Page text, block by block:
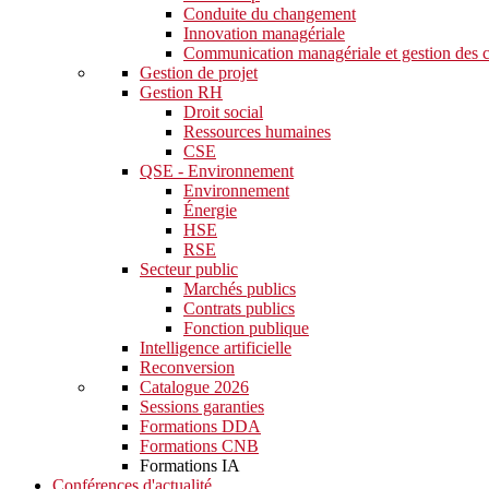
Conduite du changement
Innovation managériale
Communication managériale et gestion des
Gestion de projet
Gestion RH
Droit social
Ressources humaines
CSE
QSE - Environnement
Environnement
Énergie
HSE
RSE
Secteur public
Marchés publics
Contrats publics
Fonction publique
Intelligence artificielle
Reconversion
Catalogue 2026
Sessions garanties
Formations DDA
Formations CNB
Formations IA
Conférences d'actualité